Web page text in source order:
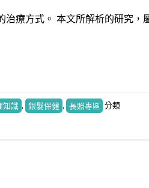
治療方式。 本文所解析的研究，
知識 , 銀髮保健 , 長照專區 分類